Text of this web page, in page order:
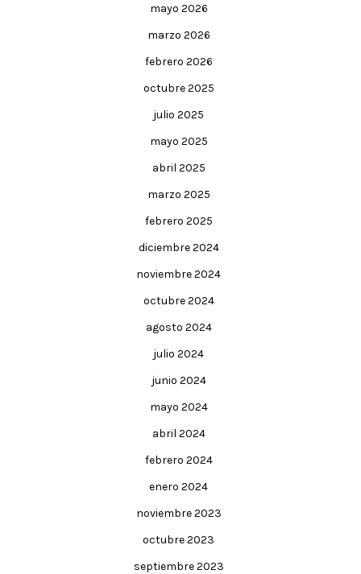
mayo 2026
marzo 2026
febrero 2026
octubre 2025
julio 2025
mayo 2025
abril 2025
marzo 2025
febrero 2025
diciembre 2024
noviembre 2024
octubre 2024
agosto 2024
julio 2024
junio 2024
mayo 2024
abril 2024
febrero 2024
enero 2024
noviembre 2023
octubre 2023
septiembre 2023